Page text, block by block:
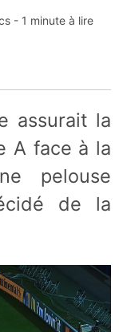
- 1 minute à lire
A face à la
pelouse
de la